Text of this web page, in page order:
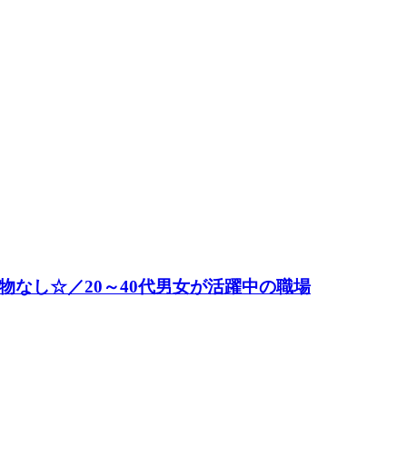
なし☆／20～40代男女が活躍中の職場